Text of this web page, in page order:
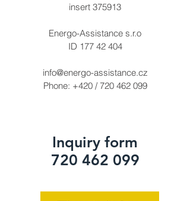
insert 375913
Energo-Assistance s.r.o
ID 177 42 404
info@energo-assistance.cz
Phone: +420 / 720 462 099
Inquiry form
720 462 099